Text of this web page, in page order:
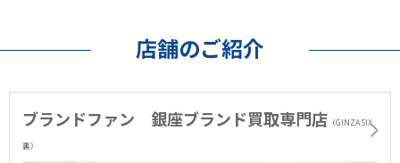
店舗のご紹介
ブランドファン 銀座ブランド買取専門店 （GINZA SIX
裏）